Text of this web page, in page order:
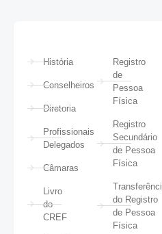
História
Conselheiros
Diretoria
Profissionais
Delegados
Câmaras
Livro
do
CREF
Registro
de
Pessoa
Física
Registro
Secundário
de Pessoa
Física
do Registro
de Pessoa
Física